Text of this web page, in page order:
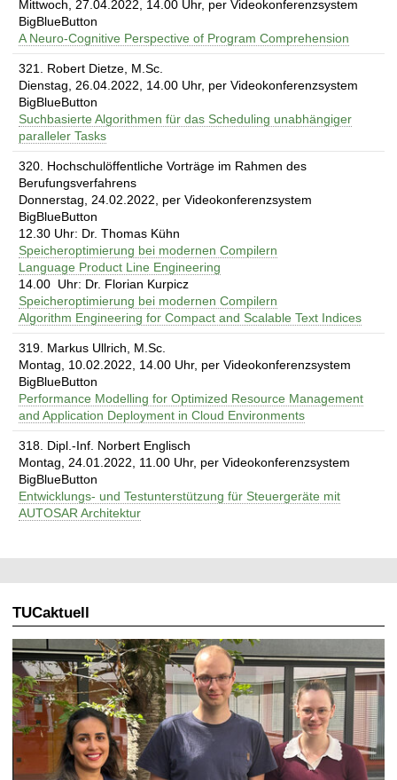
Mittwoch, 27.04.2022, 14.00 Uhr, per Videokonferenzsystem
BigBlueButton
A Neuro-Cognitive Perspective of Program Comprehension
321. Robert Dietze, M.Sc.
Dienstag, 26.04.2022, 14.00 Uhr, per Videokonferenzsystem
BigBlueButton
Suchbasierte Algorithmen für das Scheduling unabhängiger
paralleler Tasks
320. Hochschulöffentliche Vorträge im Rahmen des
Berufungsverfahrens
Donnerstag, 24.02.2022, per Videokonferenzsystem
BigBlueButton
12.30 Uhr: Dr. Thomas Kühn
Speicheroptimierung bei modernen Compilern
Language Product Line Engineering
14.00 Uhr: Dr. Florian Kurpicz
Speicheroptimierung bei modernen Compilern
Algorithm Engineering for Compact and Scalable Text Indices
319. Markus Ullrich, M.Sc.
Montag, 10.02.2022, 14.00 Uhr, per Videokonferenzsystem
BigBlueButton
Performance Modelling for Optimized Resource Management
and Application Deployment in Cloud Environments
318. Dipl.-Inf. Norbert Englisch
Montag, 24.01.2022, 11.00 Uhr, per Videokonferenzsystem
BigBlueButton
Entwicklungs- und Testunterstützung für Steuergeräte mit
AUTOSAR Architektur
TUCaktuell